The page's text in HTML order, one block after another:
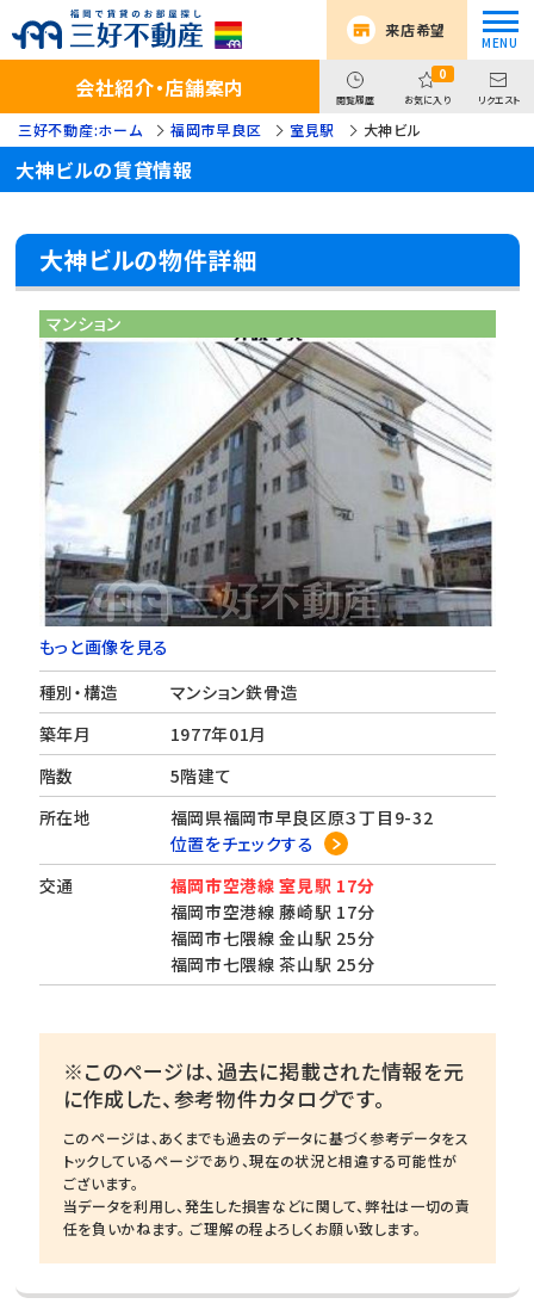
来店希望
会社紹介・店舗案内 閲覧履歴
0
お気に入り リクエスト
三好不動産:ホーム 福岡市早良区 室見駅 大神ビル
大神ビルの賃貸情報
大神ビルの物件詳細
マンション
もっと画像を見る
種別・構造
マンション鉄骨造
築年月
1977年01月
階数
5階建て
所在地
福岡県福岡市早良区原３丁目9-32
位置をチェックする
交通
福岡市空港線 室見駅 17分
福岡市空港線 藤崎駅 17分
福岡市七隈線 金山駅 25分
福岡市七隈線 茶山駅 25分
※このページは、過去に掲載された情報を元
に作成した、参考物件カタログです。
このページは、あくまでも過去のデータに基づく参考データをス
トックしているページであり、現在の状況と相違する可能性が
ございます。
当データを利用し、発生した損害などに関して、弊社は一切の責
任を負いかねます。 ご理解の程よろしくお願い致します。